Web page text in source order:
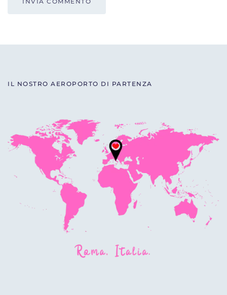
IL NOSTRO AEROPORTO DI PARTENZA